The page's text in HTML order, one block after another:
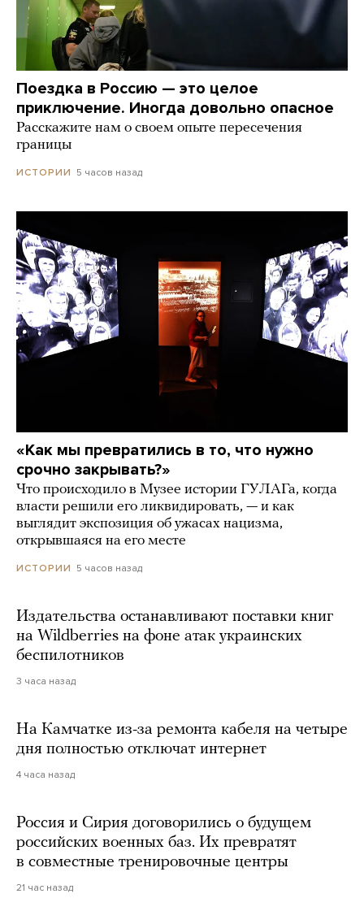
Поездка в Россию — это целое
приключение. Иногда довольно опасное
Расскажите нам о своем опыте пересечения
границы
ИСТОРИИ 5 часов назад
«Как мы превратились в то, что нужно
срочно закрывать?»
Что происходило в Музее истории ГУЛАГа, когда
власти решили его ликвидировать, — и как
выглядит экспозиция об ужасах нацизма,
открывшаяся на его месте
ИСТОРИИ 5 часов назад
Издательства останавливают поставки книг
на Wildberries на фоне атак украинских
беспилотников
3 часа назад
На Камчатке из-за ремонта кабеля на четыре
дня полностью отключат интернет
4 часа назад
Россия и Сирия договорились о будущем
российских военных баз. Их превратят
в совместные тренировочные центры
21 час назад